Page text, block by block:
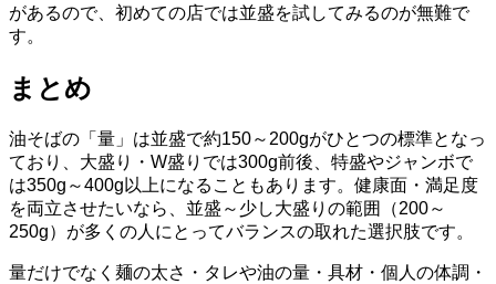
があるので、初めての店では並盛を試してみるのが無難で
す。
まとめ
油そばの「量」は並盛で約150～200gがひとつの標準となっ
ており、大盛り・W盛りでは300g前後、特盛やジャンボで
は350g～400g以上になることもあります。健康面・満足度
を両立させたいなら、並盛～少し大盛りの範囲（200～
250g）が多くの人にとってバランスの取れた選択肢です。
量だけでなく麺の太さ・タレや油の量・具材・個人の体調・